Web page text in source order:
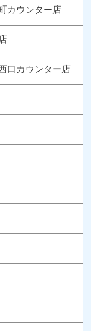
カウンター店
口カウンター店